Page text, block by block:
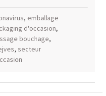
, emballage
d'occasion,
bouchage,
, secteur